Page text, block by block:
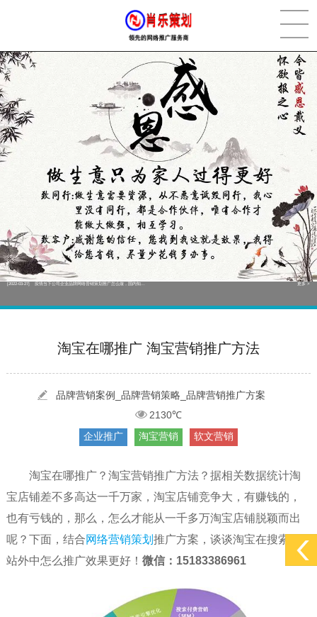
实体门店如何做网络推广吸引客户，实体店网络营销技巧... 更多 >
[2022-05-04] 污水处理设备厂家产品如何做网络推广（污水处理项目网... 更多 >
[2022-03-27] 疫情当下公司企业品牌网络营销策划推广怎么做，国内知... 更多 >
污水处理设备厂家产品如何做网络推广（污水处理项目网...
淘宝在哪推广 淘宝营销推广方法
品牌营销案例_品牌营销策略_品牌营销推广方案
2130℃
企业推广
淘宝营销 软文营销
淘宝在哪推广？淘宝营销推广方法？据相关数据统计淘
宝店铺差不多高达一千万家，淘宝店铺竞争大，有赚钱的，
也有亏钱的，那么，怎么才能从一千多万淘宝店铺脱颖而出
呢？下面，结合网络营销策划 推广方案，谈谈淘宝在搜索引
站外中怎么推广效果更好！ 微信：15183386961